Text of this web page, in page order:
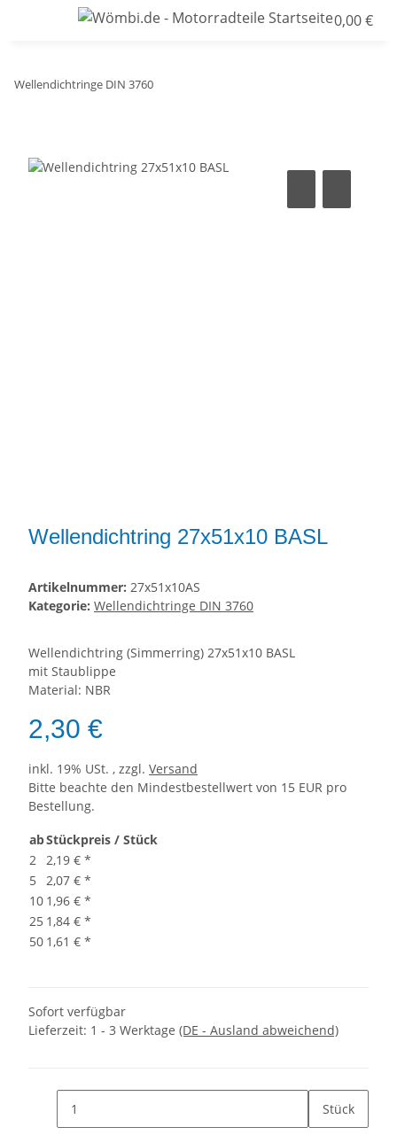
0,00 €
Wellendichtringe DIN 3760
Wellendichtring 27x51x10 BASL
Artikelnummer: 27x51x10AS
Kategorie: Wellendichtringe DIN 3760
Wellendichtring (Simmerring) 27x51x10 BASL
mit Staublippe
Material: NBR
2,30 €
inkl. 19% USt. , zzgl. Versand
Bitte beachte den Mindestbestellwert von 15 EUR pro
Bestellung.
abStückpreis / Stück
2 2,19 € *
5
2,07 € *
10 1,96 € *
25 1,84 € *
50 1,61 € *
Sofort verfügbar
Lieferzeit: 1 - 3 Werktage (DE - Ausland abweichend)
Stück